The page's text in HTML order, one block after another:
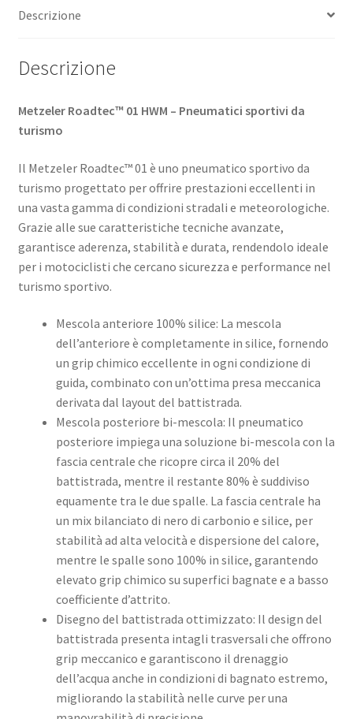
(posteriore)
Descrizione
Descrizione
Metzeler Roadtec™ 01 HWM – Pneumatici sportivi da
turismo
Il Metzeler Roadtec™ 01 è uno pneumatico sportivo da
turismo progettato per offrire prestazioni eccellenti in
una vasta gamma di condizioni stradali e meteorologiche.
Grazie alle sue caratteristiche tecniche avanzate,
garantisce aderenza, stabilità e durata, rendendolo ideale
per i motociclisti che cercano sicurezza e performance nel
turismo sportivo. ​
Mescola anteriore 100% silice: La mescola
dell’anteriore è completamente in silice, fornendo
un grip chimico eccellente in ogni condizione di
guida, combinato con un’ottima presa meccanica
derivata dal layout del battistrada. ​
Mescola posteriore bi-mescola: Il pneumatico
posteriore impiega una soluzione bi-mescola con la
fascia centrale che ricopre circa il 20% del
battistrada, mentre il restante 80% è suddiviso
equamente tra le due spalle. La fascia centrale ha
un mix bilanciato di nero di carbonio e silice, per
stabilità ad alta velocità e dispersione del calore,
mentre le spalle sono 100% in silice, garantendo
elevato grip chimico su superfici bagnate e a basso
coefficiente d’attrito. ​
Disegno del battistrada ottimizzato: Il design del
battistrada presenta intagli trasversali che offrono
grip meccanico e garantiscono il drenaggio
dell’acqua anche in condizioni di bagnato estremo,
migliorando la stabilità nelle curve per una